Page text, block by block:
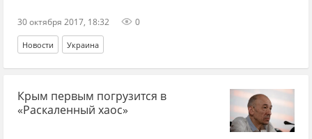
30 октября 2017, 18:32 0
Новости Украина
Крым первым погрузится в
«Раскаленный хаос»